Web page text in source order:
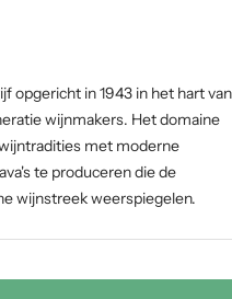
opgericht in 1943 in het hart van
wijnmakers. Het domaine
met moderne
te produceren die de
wijnstreek weerspiegelen.